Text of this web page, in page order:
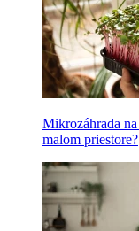
Mikrozáhrada
malom priestore?